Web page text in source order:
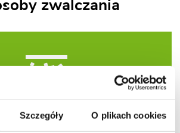
Szczegóły O plikach cookies
zwalczania
nasileniu chrząszczy pomoże